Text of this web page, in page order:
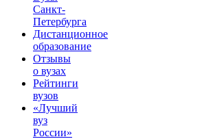
Санкт-
Петербурга
Дистанционное
образование
Отзывы
о вузах
Рейтинги
вузов
«Лучший
вуз
России»